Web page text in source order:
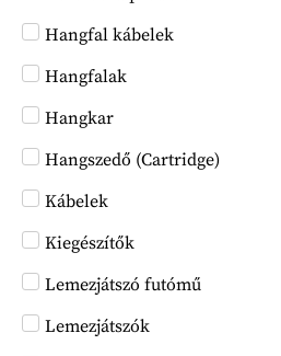
Hangfal kábelek
Hangfalak
Hangkar
Hangszedő (Cartridge)
Kábelek
Kiegészítők
Lemezjátszó futómű
Lemezjátszók